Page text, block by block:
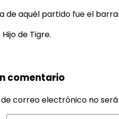
de aquél partido fue el
de Tigre.
comentario
correo electrónico no